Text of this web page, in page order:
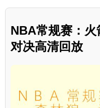
NBA常规赛：
对决高清回放